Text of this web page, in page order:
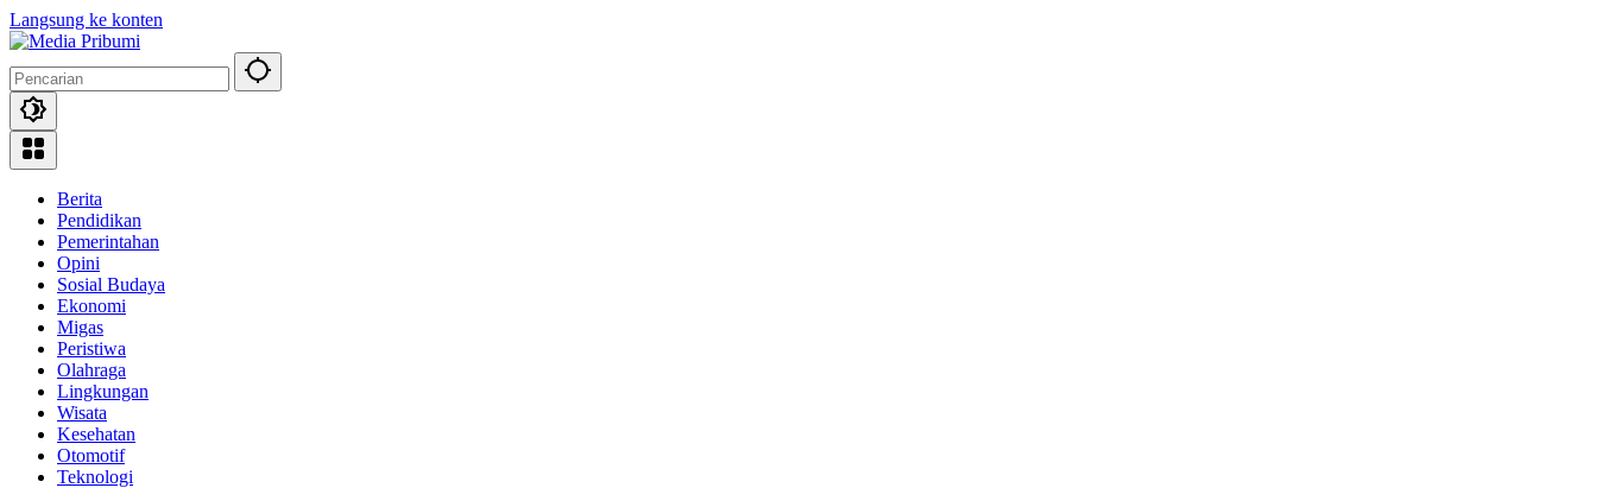
Langsung ke konten
Berita
Pendidikan
Pemerintahan
Opini
Sosial Budaya
Ekonomi
Migas
Peristiwa
Olahraga
Lingkungan
Wisata
Kesehatan
Otomotif
Teknologi